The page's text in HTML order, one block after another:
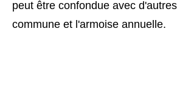
peut être confondue avec
commune et l'armoise annuelle.